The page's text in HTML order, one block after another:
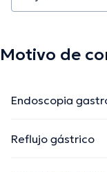
Motivo de
Endoscopia
Reflujo gástrico